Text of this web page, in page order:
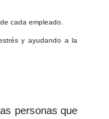
cada empleado.
y ayudando a la
personas que